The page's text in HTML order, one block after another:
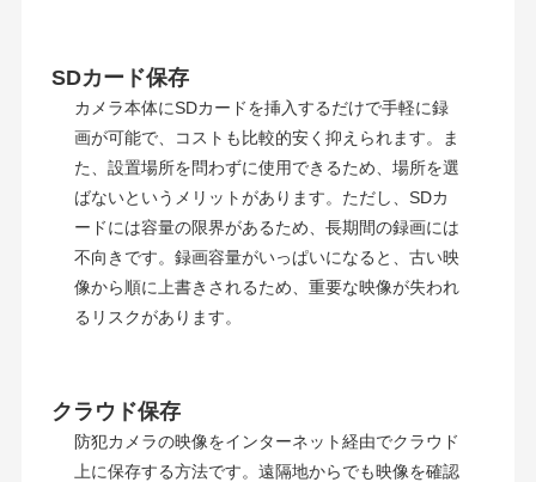
SDカード保存
カメラ本体にSDカードを挿入するだけで手軽に録
画が可能で、コストも比較的安く抑えられます。ま
た、設置場所を問わずに使用できるため、場所を選
ばないというメリットがあります。ただし、SDカ
ードには容量の限界があるため、長期間の録画には
不向きです。録画容量がいっぱいになると、古い映
像から順に上書きされるため、重要な映像が失われ
るリスクがあります。
クラウド保存
防犯カメラの映像をインターネット経由でクラウド
上に保存する方法です。遠隔地からでも映像を確認